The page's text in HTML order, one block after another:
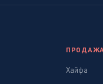
ПРОДАЖА
Хайфа